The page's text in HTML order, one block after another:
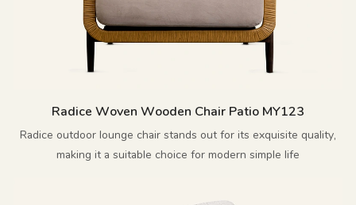
Radice Woven Wooden Chair Patio MY123
Radice outdoor lounge chair stands out for its exquisite quality,
making it a suitable choice for modern simple life